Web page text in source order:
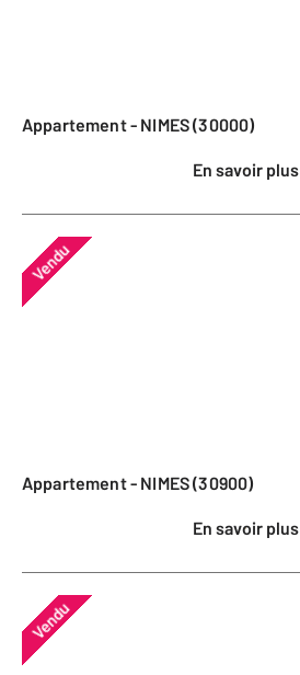
Appartement - NIMES (30000)
En savoir plus
Vendu
Appartement - NIMES (30900)
En savoir plus
Vendu